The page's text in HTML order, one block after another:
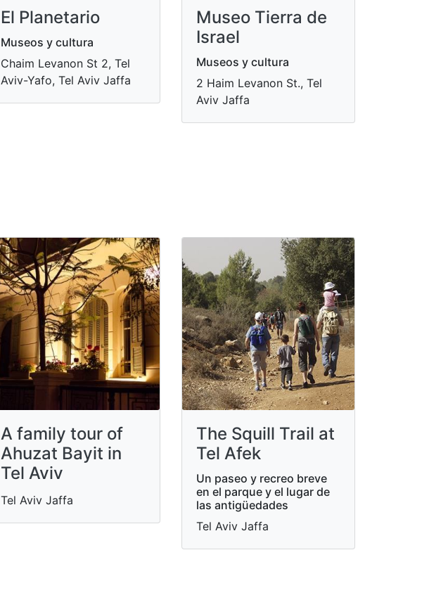
El Planetario
Museos y cultura
Chaim Levanon St 2, Tel
Aviv-Yafo, Tel Aviv Jaffa
Museo Tierra de
Israel
Museos y cultura
2 Haim Levanon St., Tel
Aviv Jaffa
A family tour of
Ahuzat Bayit in
Tel Aviv
Tel Aviv Jaffa
The Squill Trail at
Tel Afek
Un paseo y recreo breve
en el parque y el lugar de
las antigüedades
Tel Aviv Jaffa